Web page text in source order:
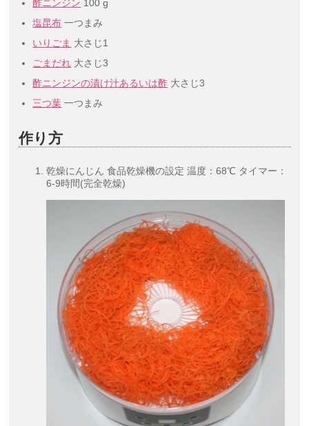
酢ニンジン 100 g
塩昆布 一つまみ
いりごま 大さじ1
ごまだれ 大さじ3
酢ニンジンの漬け汁あるいは酢 大さじ3
三つ葉 一つまみ
作り方
乾燥にんじん 食品乾燥機の設定 温度：68℃ タイマー：
6-9時間(完全乾燥)